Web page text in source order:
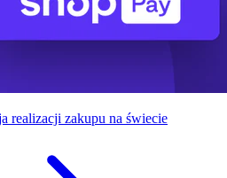
realizacji zakupu na świecie